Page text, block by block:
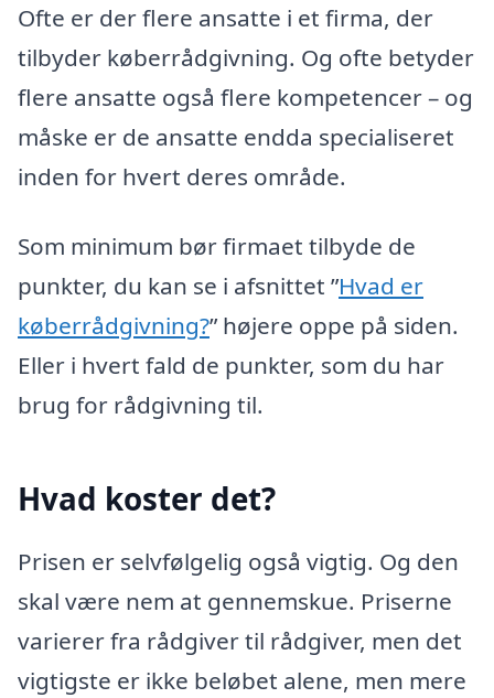
Ofte er der flere ansatte i et firma, der
tilbyder køberrådgivning. Og ofte betyder
flere ansatte også flere kompetencer – og
måske er de ansatte endda specialiseret
inden for hvert deres område.
Som minimum bør firmaet tilbyde de
punkter, du kan se i afsnittet ”Hvad er
køberrådgivning?” højere oppe på siden.
Eller i hvert fald de punkter, som du har
brug for rådgivning til.
Hvad koster det?
Prisen er selvfølgelig også vigtig. Og den
skal være nem at gennemskue. Priserne
varierer fra rådgiver til rådgiver, men det
vigtigste er ikke beløbet alene, men mere